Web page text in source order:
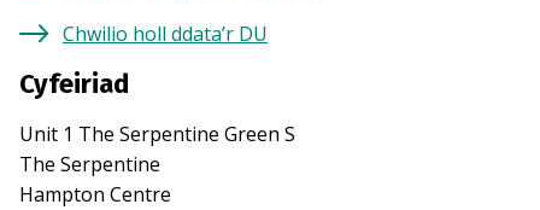
Chwilio holl ddata’r DU
Cyfeiriad
Unit 1 The Serpentine Green S
The Serpentine
Hampton Centre